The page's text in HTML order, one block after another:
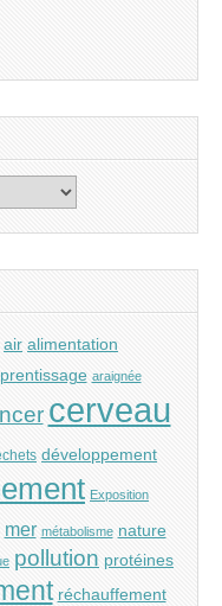
air alimentation
araignée
cerveau
développement
Exposition
mer métabolisme nature
pollution protéines
réchauffement